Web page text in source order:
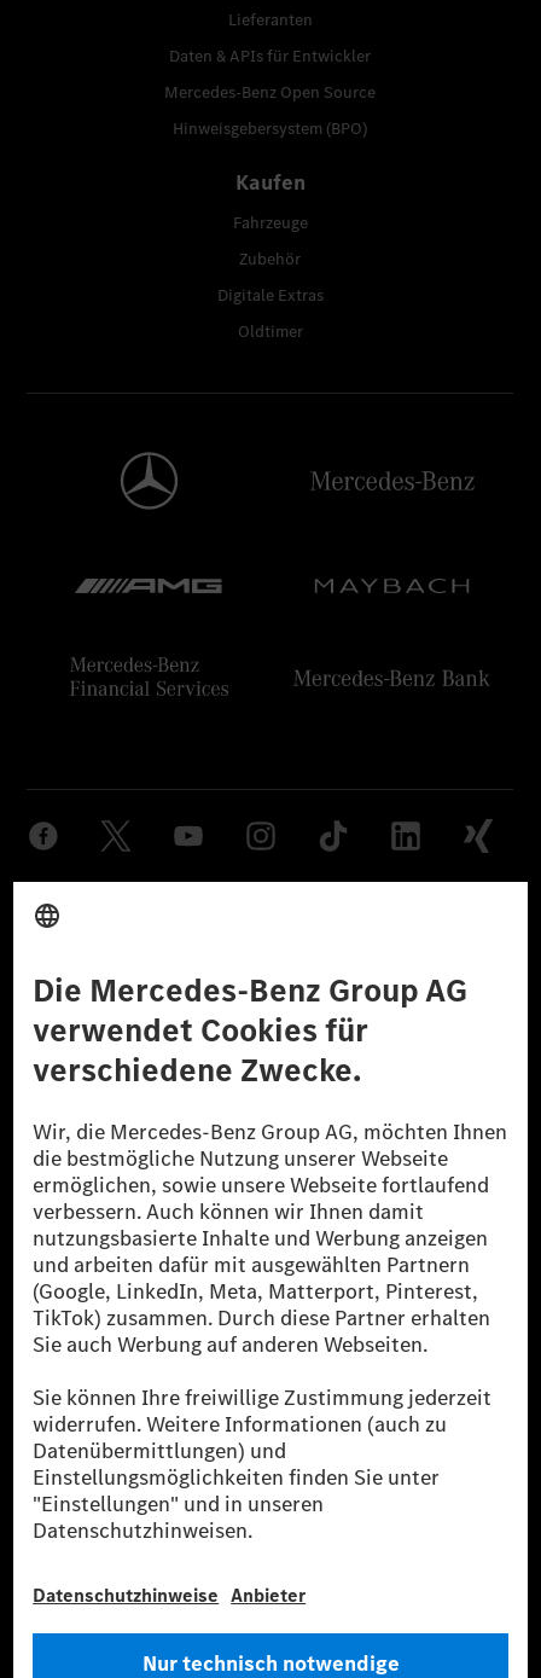
Lieferanten
Daten & APIs für Entwickler
Mercedes-Benz Open Source
Hinweisgebersystem (BPO)
Kaufen
Fahrzeuge
Zubehör
Digitale Extras
Oldtimer
© 2026 Mercedes-Benz Group AG. Alle Rechte vorbehalten.
reduzierte CO₂-Emissionen bei der Mercedes-Benz Group durch
zertifizierte Ausgleichsprojekte kompensiert werden.
[2] Renewable Charging ist ein integraler Bestandteil von MB.CHARGE
Public in Europa, den USA, Kanada und China. Sofern an der jeweiligen
Ladestation noch kein Strom aus erneuerbaren Energien vorliegt,
verwendet Renewable Charging Grünstromzertifikate*. Diese stellen
sicher, dass für Ladevorgänge über MB.CHARGE Public eine äquivalente
Strommenge aus erneuerbaren Energien ins Stromnetz eingespeist wird.
Sie stammen ausschließlich aus Wind- und Solarkraftanlagen, die jünger
als sechs Jahre sind.
* Inkl. EKOenergy Ökolabel
* Die angegebenen Werte wurden nach dem vorgeschriebenen
Messverfahren WLTP (Worldwide harmonised Light vehicles Test
Procedure) ermittelt. Die angegebenen Spannweiten beziehen sich auf
den europäischen Markt. Der Energieverbrauch und der CO₂-Ausstoß
eines Pkw sind nicht nur von der effizienten Ausnutzung des Kraftstoffs
bzw. des Energieträgers durch den Pkw, sondern auch vom Fahrstil und
anderen nichttechnischen Faktoren abhängig.
** Der Stromverbrauch wurde auf der Grundlage der VO 692/2008/EG
Prüfverfahren“ ermittelt. Es liegen bislang weder bestätigte Werte von